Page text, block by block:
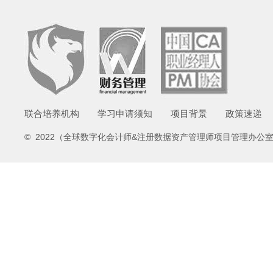
联合培养机构 学习申请须知 项目背景 政策速递
© 2022（全球数字化会计师&注册数据资产管理师项目管理办公